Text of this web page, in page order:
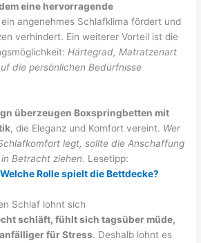
eine hervorragende
ein angenehmes Schlafklima fördert und
verhindert. Ein weiterer Vorteil ist die
Härtegrad, Matratzenart
die persönlichen Bedürfnisse
überzeugen Boxspringbetten mit
, die Eleganz und Komfort vereint. Wer
legt, sollte die Anschaffung
Betracht ziehen. Lesetipp:
Rolle spielt die Bettdecke?
Schlaf lohnt sich
schläft, fühlt sich tagsüber müde,
für Stress. Deshalb lohnt es